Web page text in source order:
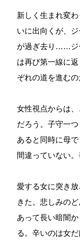
新しく生まれ変
いに出向くが、
が過ぎ去り……ジ
は再び第一線に
ぞれの道を進むの
女性視点からは
だろう。子守一
あると同時に母
間違っていない
愛する女に突き
きた。悲しみの
あって長い暗闇
る。辛いのは女だ